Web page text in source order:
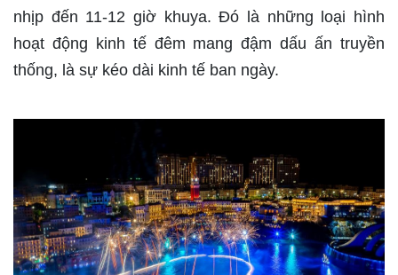
nhịp đến 11-12 giờ khuya. Đó là những loại hình
hoạt động kinh tế đêm mang đậm dấu ấn truyền
thống, là sự kéo dài kinh tế ban ngày.